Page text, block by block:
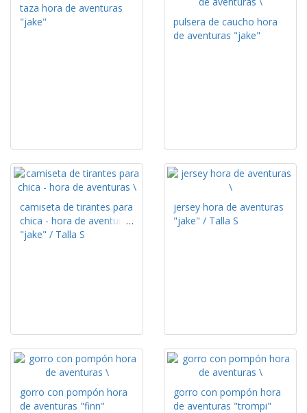
taza hora de aventuras
"jake"
pulsera de caucho hora
de aventuras "jake"
camiseta de tirantes para
chica - hora de aventuras
"jake" / Talla S
jersey hora de aventuras
"jake" / Talla S
gorro con pompón hora
de aventuras "finn"
gorro con pompón hora
de aventuras "trompi"